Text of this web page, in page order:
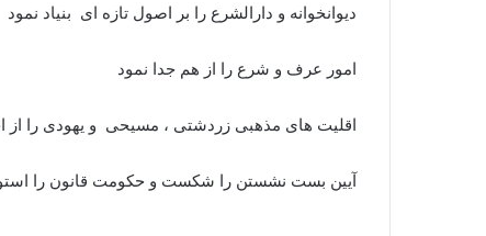
دیوانخوانه و دارالشرع را بر اصول تازه ای بنیاد نمود
امور عرف و شرع را از هم جدا نمود
اقلیت های مذهبی زردشتی ، مسیحی و یهودی را از
آیین بست نشستن را شکست و حکومت قانون را